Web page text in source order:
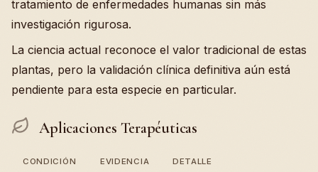
tratamiento de enfermedades humanas sin más
investigación rigurosa.
La ciencia actual reconoce el valor tradicional de estas
plantas, pero la validación clínica definitiva aún está
pendiente para esta especie en particular.
Aplicaciones Terapéuticas
CONDICIÓN EVIDENCIA DETALLE